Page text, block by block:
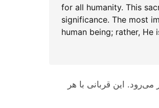
for all humanity. This
significance. The most
human being; rather, He
این قربانی با هر